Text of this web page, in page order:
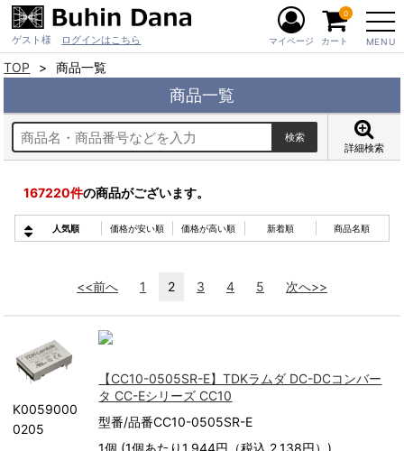
ゲスト様 ログインはこちら MENU
マイページ カート
0
TOP 商品一覧
商品一覧
詳細検索
167220件の商品がございます。
人気順 価格が安い順 価格が高い順 新着順 商品名順
<<前へ 1 2 3 4 5 次へ>>
K0059000
0205
【CC10-0505SR-E】TDKラムダ DC-DCコンバー
タ CC-Eシリーズ CC10
型番/品番CC10-0505SR-E
1個 (1個あたり1,944円（税込 2,138円）)